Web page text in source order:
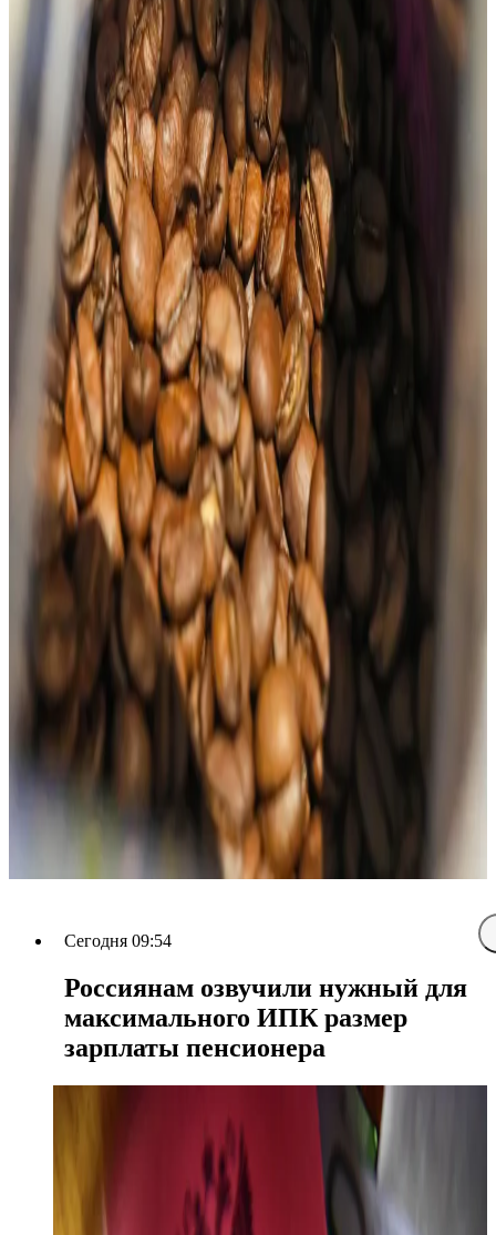
Сегодня 09:54
Россиянам озвучили нужный для
максимального ИПК размер
зарплаты пенсионера